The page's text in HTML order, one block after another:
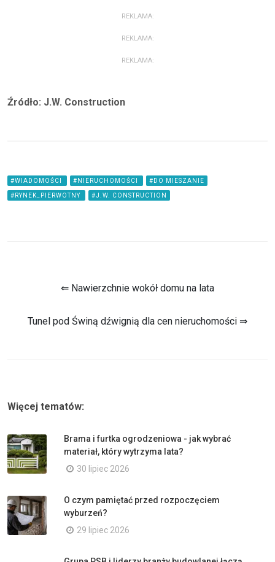
REKLAMA:
REKLAMA:
REKLAMA:
Źródło: J.W. Construction
#WIADOMOŚCI #NIERUCHOMOŚCI #DO MIESZANIE
#RYNEK_PIERWOTNY #J.W. CONSTRUCTION
⇐ Nawierzchnie wokół domu na lata
Tunel pod Świną dźwignią dla cen nieruchomości ⇒
Więcej tematów:
Brama i furtka ogrodzeniowa - jak wybrać
materiał, który wytrzyma lata?
30 lipiec 2026
O czym pamiętać przed rozpoczęciem
wyburzeń?
29 lipiec 2026